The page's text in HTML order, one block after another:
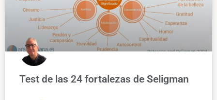
Test de las 24 fortalezas de Seligman